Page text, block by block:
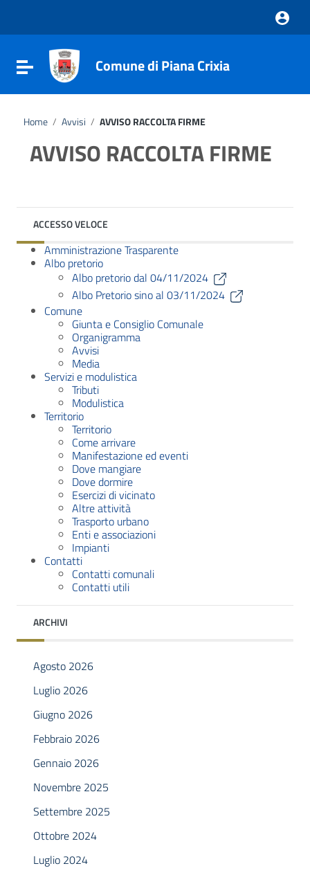
Vai al footer
Attiva / disattiva la navigazione
Comune di Piana Crixia
Home / Avvisi / AVVISO RACCOLTA FIRME
AVVISO RACCOLTA FIRME
ACCESSO VELOCE
Amministrazione Trasparente
Albo pretorio
Albo pretorio dal 04/11/2024
Albo Pretorio sino al 03/11/2024
Comune
Giunta e Consiglio Comunale
Organigramma
Avvisi
Media
Servizi e modulistica
Tributi
Modulistica
Territorio
Territorio
Come arrivare
Manifestazione ed eventi
Dove mangiare
Dove dormire
Esercizi di vicinato
Altre attività
Trasporto urbano
Enti e associazioni
Impianti
Contatti
Contatti comunali
Contatti utili
ARCHIVI
Agosto 2026
Luglio 2026
Giugno 2026
Febbraio 2026
Gennaio 2026
Novembre 2025
Settembre 2025
Ottobre 2024
Luglio 2024